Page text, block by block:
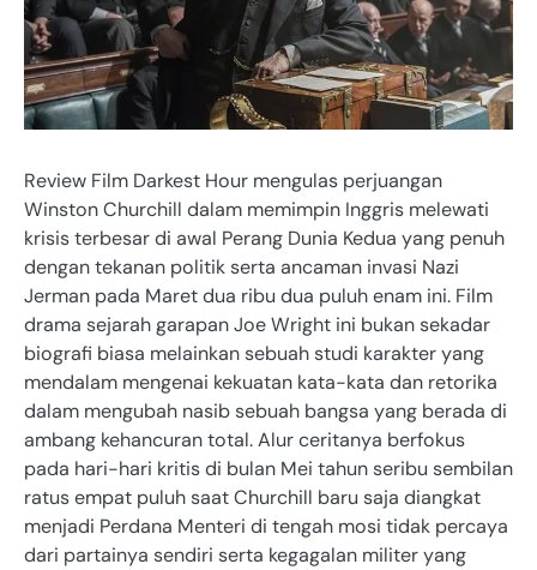
Review Film Darkest Hour mengulas perjuangan
Winston Churchill dalam memimpin Inggris melewati
krisis terbesar di awal Perang Dunia Kedua yang penuh
dengan tekanan politik serta ancaman invasi Nazi
Jerman pada Maret dua ribu dua puluh enam ini. Film
drama sejarah garapan Joe Wright ini bukan sekadar
biografi biasa melainkan sebuah studi karakter yang
mendalam mengenai kekuatan kata-kata dan retorika
dalam mengubah nasib sebuah bangsa yang berada di
ambang kehancuran total. Alur ceritanya berfokus
pada hari-hari kritis di bulan Mei tahun seribu sembilan
ratus empat puluh saat Churchill baru saja diangkat
menjadi Perdana Menteri di tengah mosi tidak percaya
dari partainya sendiri serta kegagalan militer yang